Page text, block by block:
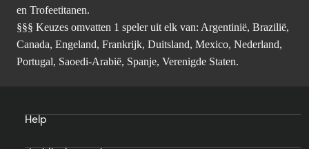
en Trofeetitanen.
§§§ Keuzes omvatten 1 speler uit elk van: Argentinië, Brazilië,
Canada, Engeland, Frankrijk, Duitsland, Mexico, Nederland,
Portugal, Saoedi-Arabië, Spanje, Verenigde Staten.
Help